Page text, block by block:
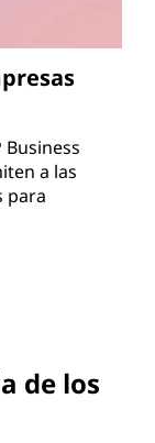
Business
a las
para
de los